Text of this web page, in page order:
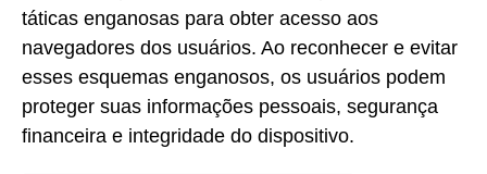
táticas enganosas para obter acesso aos
navegadores dos usuários. Ao reconhecer e evitar
esses esquemas enganosos, os usuários podem
proteger suas informações pessoais, segurança
financeira e integridade do dispositivo.